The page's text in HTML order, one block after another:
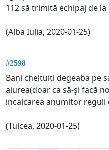
112 să trimită echipaj de
(Alba Iulia, 2020-01-25)
#2598
Bani cheltuiti degeaba pe
aiurea(doar ca să-și facă
incalcarea anumitor reguli
(Tulcea, 2020-01-25)